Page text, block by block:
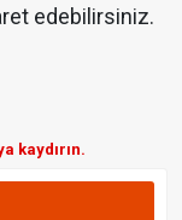
edebilirsiniz.
kaydırın.